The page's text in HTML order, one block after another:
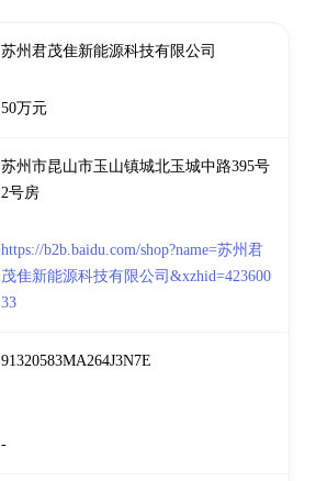
苏州君茂隹新能源科技有限公司
50万元
苏州市昆山市玉山镇城北玉城中路395号
2号房
https://b2b.baidu.com/shop?name=苏州君
茂隹新能源科技有限公司&xzhid=423600
33
91320583MA264J3N7E
-